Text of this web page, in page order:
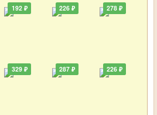
192 ₽
329 ₽
226 ₽
287 ₽
278 ₽
226 ₽